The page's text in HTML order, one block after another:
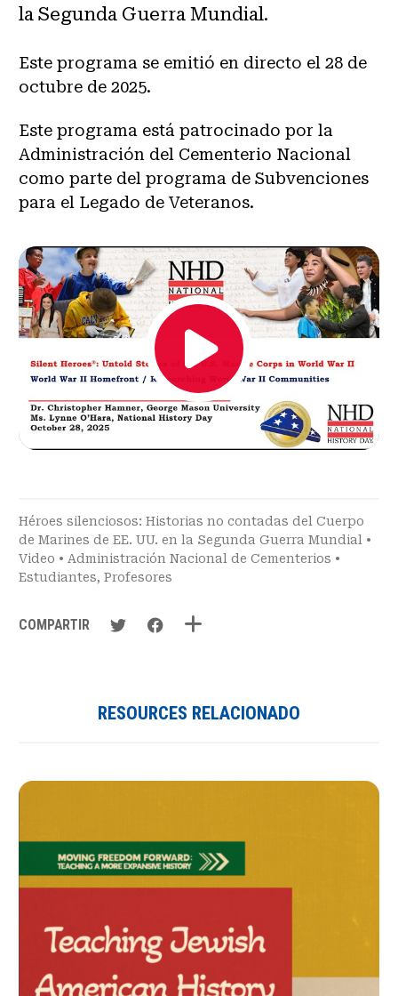
la Segunda Guerra Mundial.
Este programa se emitió en directo el 28 de
octubre de 2025.
Este programa está patrocinado por la
Administración del Cementerio Nacional
como parte del programa de Subvenciones
para el Legado de Veteranos.
Héroes silenciosos: Historias no contadas del Cuerpo
de Marines de EE. UU. en la Segunda Guerra Mundial •
Video • Administración Nacional de Cementerios •
Estudiantes, Profesores
COMPARTIR
RESOURCES RELACIONADO